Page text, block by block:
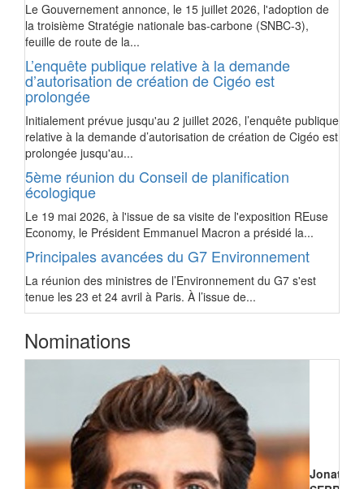
Le Gouvernement annonce, le 15 juillet 2026, l'adoption de
la troisième Stratégie nationale bas-carbone (SNBC-3),
feuille de route de la...
L’enquête publique relative à la demande
d’autorisation de création de Cigéo est
prolongée
Initialement prévue jusqu'au 2 juillet 2026, l’enquête publique
relative à la demande d’autorisation de création de Cigéo est
prolongée jusqu'au...
5ème réunion du Conseil de planification
écologique
Le 19 mai 2026, à l'issue de sa visite de l'exposition REuse
Economy, le Président Emmanuel Macron a présidé la...
Principales avancées du G7 Environnement
La réunion des ministres de l’Environnement du G7 s'est
tenue les 23 et 24 avril à Paris. À l’issue de...
Nominations
Jonathan